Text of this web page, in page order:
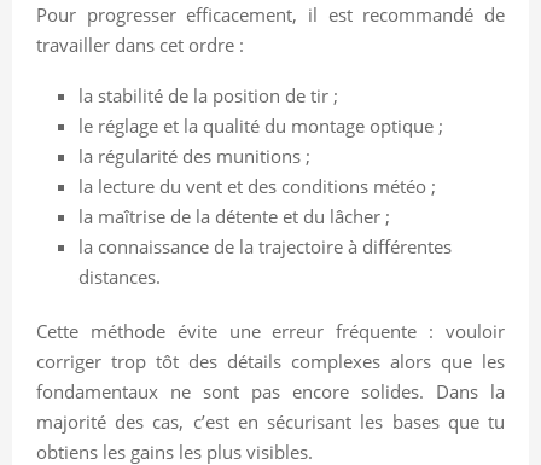
Pour progresser efficacement, il est recommandé de
travailler dans cet ordre :
la stabilité de la position de tir ;
le réglage et la qualité du montage optique ;
la régularité des munitions ;
la lecture du vent et des conditions météo ;
la maîtrise de la détente et du lâcher ;
la connaissance de la trajectoire à différentes
distances.
Cette méthode évite une erreur fréquente : vouloir
corriger trop tôt des détails complexes alors que les
fondamentaux ne sont pas encore solides. Dans la
majorité des cas, c’est en sécurisant les bases que tu
obtiens les gains les plus visibles.